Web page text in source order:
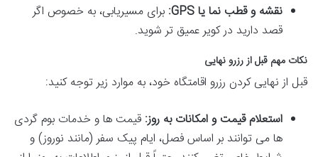
نقشه و قطب نما یا GPS:
برای مسیریابی، به خصوص اگر
قصد دارید در کویر عمیق تر شوید.
نکات مهم قبل از رزرو نهایی
قبل از نهایی کردن رزرو اقامتگاه خود، به موارد زیر توجه کنید:
استعلام قیمت و امکانات به روز: قیمت ها و خدمات بوم گردی
ها می توانند بر اساس فصل، ایام پیک سفر (مانند نوروز) و